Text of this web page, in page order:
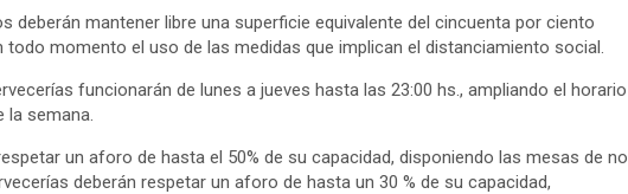
deberán mantener libre una superficie equivalente del cincuenta por ciento
todo momento el uso de las medidas que implican el distanciamiento social.
funcionarán de lunes a jueves hasta las 23:00 hs., ampliando el horario
la semana.
un aforo de hasta el 50% de su capacidad, disponiendo las mesas de no
deberán respetar un aforo de hasta un 30 % de su capacidad,